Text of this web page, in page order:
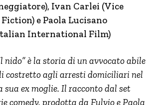
Ivan Carlei (Vice
e Paola Lucisano
International Film)
nido” è la storia di un avvocato abile
costretto agli arresti domiciliari nel
sua ex moglie. Il racconto dal set
comedy, prodotta da Fulvio e Paola